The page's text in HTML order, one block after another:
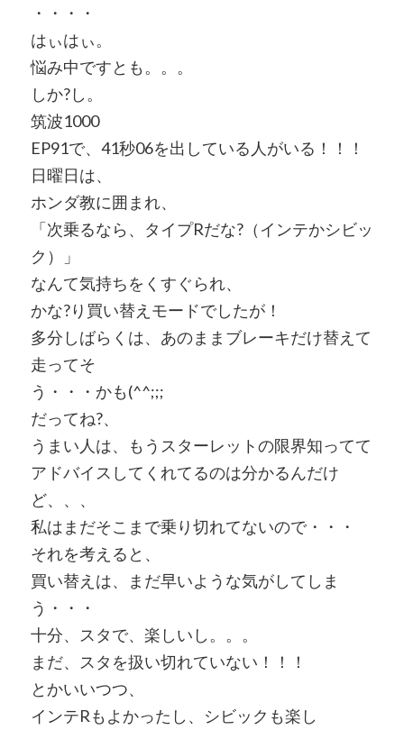
・・・・
はぃはぃ。
悩み中ですとも。。。
しか?し。
筑波1000
EP91で、41秒06を出している人がいる！！！
日曜日は、
ホンダ教に囲まれ、
「次乗るなら、タイプRだな?（インテかシビッ
ク）」
なんて気持ちをくすぐられ、
かな?り買い替えモードでしたが！
多分しばらくは、あのままブレーキだけ替えて
走ってそ
う・・・かも(^^;;;
だってね?、
うまい人は、もうスターレットの限界知ってて
アドバイスしてくれてるのは分かるんだけ
ど、、、
私はまだそこまで乗り切れてないので・・・
それを考えると、
買い替えは、まだ早いような気がしてしま
う・・・
十分、スタで、楽しいし。。。
まだ、スタを扱い切れていない！！！
とかいいつつ、
インテRもよかったし、シビックも楽し